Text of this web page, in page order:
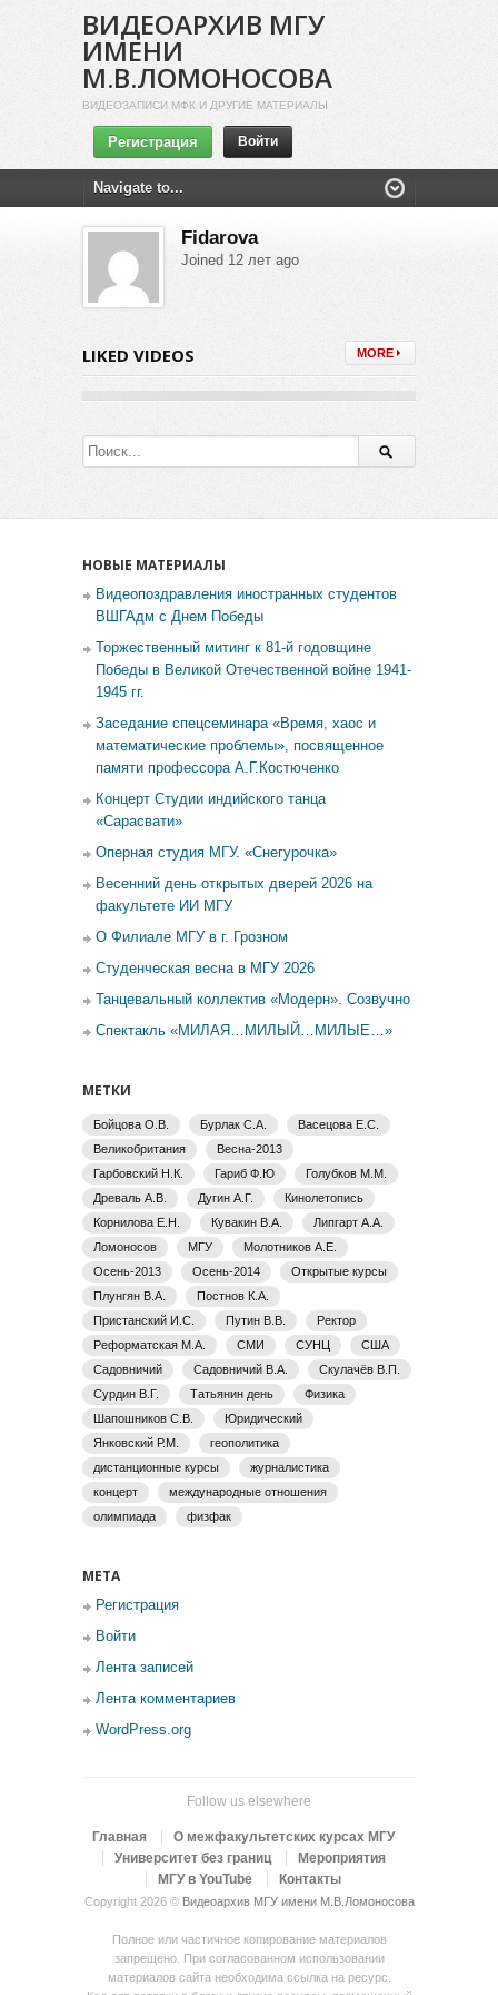
ВИДЕОАРХИВ МГУ
ИМЕНИ
М.В.ЛОМОНОСОВА
ВИДЕОЗАПИСИ МФК И ДРУГИЕ МАТЕРИАЛЫ
Регистрация Войти
Fidarova
Joined 12 лет ago
LIKED VIDEOS MORE
НОВЫЕ МАТЕРИАЛЫ
Видеопоздравления иностранных студентов
ВШГАдм с Днем Победы
Торжественный митинг к 81-й годовщине
Победы в Великой Отечественной войне 1941-
1945 гг.
Заседание спецсеминара «Время, хаос и
математические проблемы», посвященное
памяти профессора А.Г.Костюченко
Концерт Студии индийского танца
«Сарасвати»
Оперная студия МГУ. «Снегурочка»
Весенний день открытых дверей 2026 на
факультете ИИ МГУ
О Филиале МГУ в г. Грозном
Студенческая весна в МГУ 2026
Танцевальный коллектив «Модерн». Созвучно
Спектакль «МИЛАЯ…МИЛЫЙ…МИЛЫЕ…»
МЕТКИ
Бойцова О.В. Бурлак С.А.
Васецова Е.С.
Великобритания
Весна-2013
Гарбовский Н.К.
Гариб Ф.Ю
Голубков М.М.
Древаль А.В.
Дугин А.Г.
Кинолетопись
Корнилова Е.Н.
Кувакин В.А.
Липгарт А.А.
Ломоносов
МГУ
Молотников А.Е.
Осень-2013
Осень-2014
Открытые курсы
Плунгян В.А.
Постнов К.А.
Пристанский И.С.
Путин В.В.
Ректор
Реформатская М.А.
СМИ СУНЦ
США
Садовничий
Садовничий В.А.
Скулачёв В.П.
Сурдин В.Г.
Татьянин день
Физика
Шапошников С.В.
Юридический
Янковский Р.М.
геополитика
дистанционные курсы
журналистика
концерт
международные отношения
олимпиада
физфак
МЕТА
Регистрация
Войти
Лента записей
Лента комментариев
WordPress.org
Follow us elsewhere
Главная
О межфакультетских курсах МГУ
Университет без границ
Мероприятия
МГУ в YouTube
Контакты
Copyright 2026 © Видеоархив МГУ имени М.В.Ломоносова
Полное или частичное копирование материалов
запрещено. При согласованном использовании
материалов сайта необходима ссылка на ресурс.